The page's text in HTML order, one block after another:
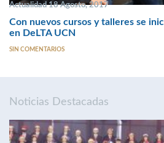
Actualidad 18 Agosto, 2017
Con nuevos cursos y talleres se
en DeLTA UCN
SIN COMENTARIOS
Noticias Destacadas